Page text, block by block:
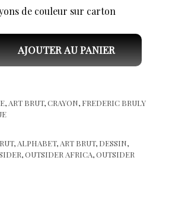
de couleur sur carton
BOUABRE-Comme á ses habitudes P 55
AJOUTER AU PANIER
, ART BRUT,CRAYON, FREDERIC BRULY
, ALPHABET, ART BRUT, DESSIN,
,OUTSIDER AFRICA,OUTSIDER